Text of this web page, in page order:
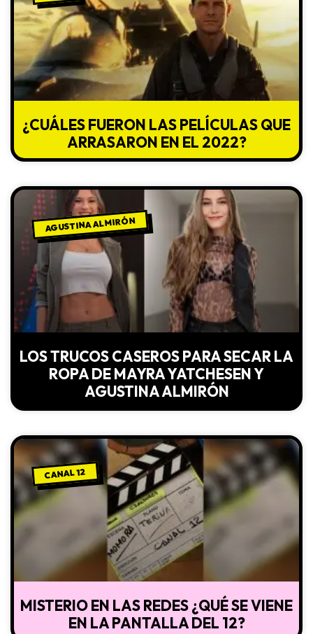
¿CUÁLES FUERON LAS PELÍCULAS QUE
ARRASARON EN EL 2022?
AGUSTINA ALMIRÓN
LOS TRUCOS CASEROS PARA SECAR LA
ROPA DE MAYRA YATCHESEN Y
AGUSTINA ALMIRÓN
CANAL 12
MISTERIO EN LAS REDES ¿QUÉ SE VIENE
EN LA PANTALLA DEL 12?